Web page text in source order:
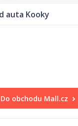
auta Kooky
Do obchodu Mall.cz